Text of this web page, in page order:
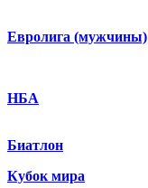
Евролига (мужчины)
НБА
Биатлон
Кубок мира